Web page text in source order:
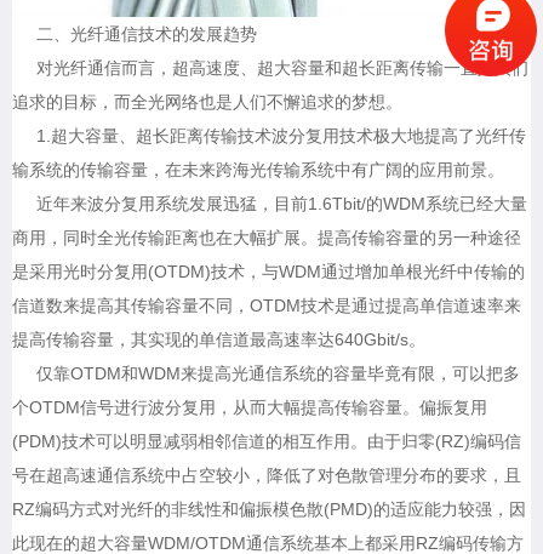
二、光纤通信技术的发展趋势
对光纤通信而言，超高速度、超大容量和超长距离传输一直是人们
追求的目标，而全光网络也是人们不懈追求的梦想。
1.超大容量、超长距离传输技术波分复用技术极大地提高了光纤传
输系统的传输容量，在未来跨海光传输系统中有广阔的应用前景。
近年来波分复用系统发展迅猛，目前1.6Tbit/的WDM系统已经大量
商用，同时全光传输距离也在大幅扩展。提高传输容量的另一种途径
是采用光时分复用(OTDM)技术，与WDM通过增加单根光纤中传输的
信道数来提高其传输容量不同，OTDM技术是通过提高单信道速率来
提高传输容量，其实现的单信道最高速率达640Gbit/s。
仅靠OTDM和WDM来提高光通信系统的容量毕竟有限，可以把多
个OTDM信号进行波分复用，从而大幅提高传输容量。偏振复用
(PDM)技术可以明显减弱相邻信道的相互作用。由于归零(RZ)编码信
号在超高速通信系统中占空较小，降低了对色散管理分布的要求，且
RZ编码方式对光纤的非线性和偏振模色散(PMD)的适应能力较强，因
此现在的超大容量WDM/OTDM通信系统基本上都采用RZ编码传输方